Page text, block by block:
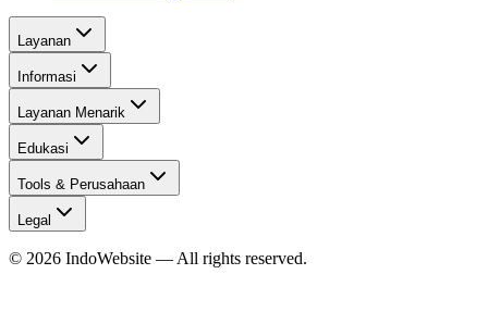
Layanan
Informasi
Layanan Menarik
Edukasi
Tools & Perusahaan
Legal
© 2026 IndoWebsite — All rights reserved.